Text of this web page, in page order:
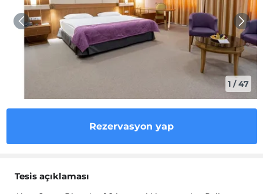
1 /47
Rezervasyon yap
Tesis açıklaması